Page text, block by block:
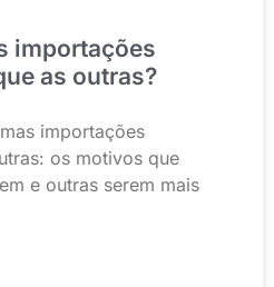
importações
as outras?
importações
os motivos que
e outras serem mais